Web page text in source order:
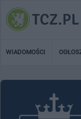
WIADOMOŚCI